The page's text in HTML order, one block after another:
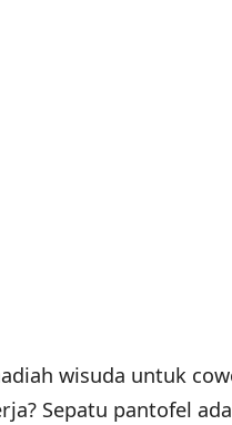
wisuda untuk
Sepatu pantofel